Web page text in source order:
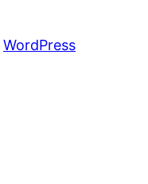
WordPress